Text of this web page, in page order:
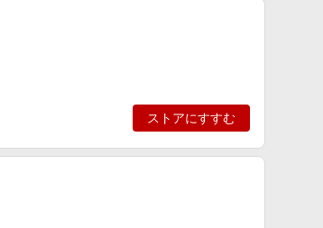
ストアにすすむ